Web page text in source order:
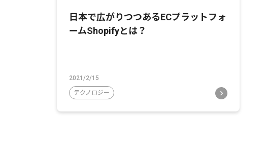
日本で広がりつつあるECプラットフォ
ームShopifyとは？
2021/2/15
テクノロジー